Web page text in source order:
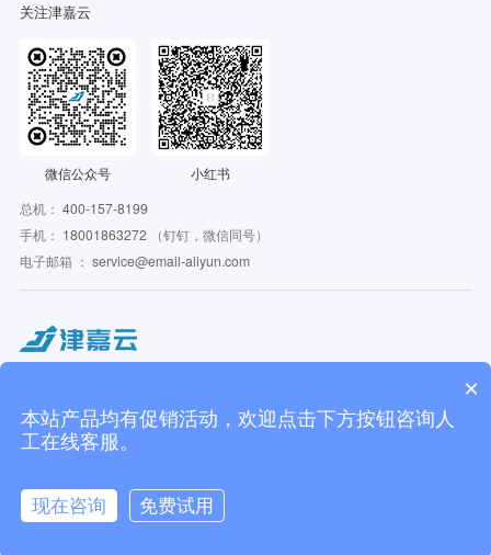
关注津嘉云
微信公众号
小红书
总机： 400-157-8199
手机： 18001863272（钉钉，微信同号）
电子邮箱 ： service@email-aliyun.com
上海津嘉云信息技术有限公司 | 米盒子信息技术（杭州）有限公司 | 上海虹途万锦企
业管理咨询有限公司
31011502404318号
代理域名注册服务机构：阿里云计算有限公司 | 新网互联 | 西部数码
技术支持：津嘉云
×
本站产品均有促销活动，欢迎点击下方按钮咨询人
工在线客服。
现在咨询
免费试用
在线咨询